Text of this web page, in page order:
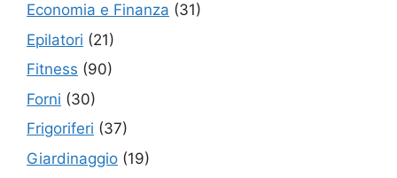
Economia e Finanza (31)
Epilatori (21)
Fitness (90)
Forni (30)
Frigoriferi (37)
Giardinaggio (19)